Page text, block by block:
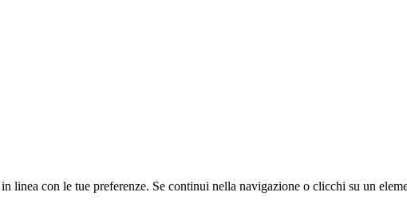
con le tue preferenze. Se continui nella navigazione o clicchi su un